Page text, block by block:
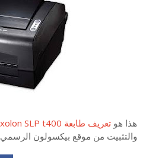
هذا هو تعريف طابعة Bixolon SLP t400
والتثبيت من موقع بيكسولون الرسمي